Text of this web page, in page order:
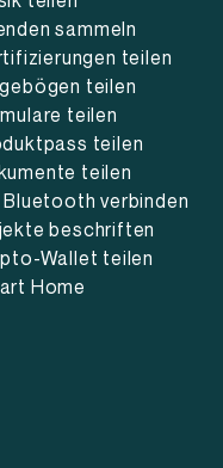
sammeln
teilen
teilen
teilen
teilen
teilen
verbinden
beschriften
Wallet teilen
Home